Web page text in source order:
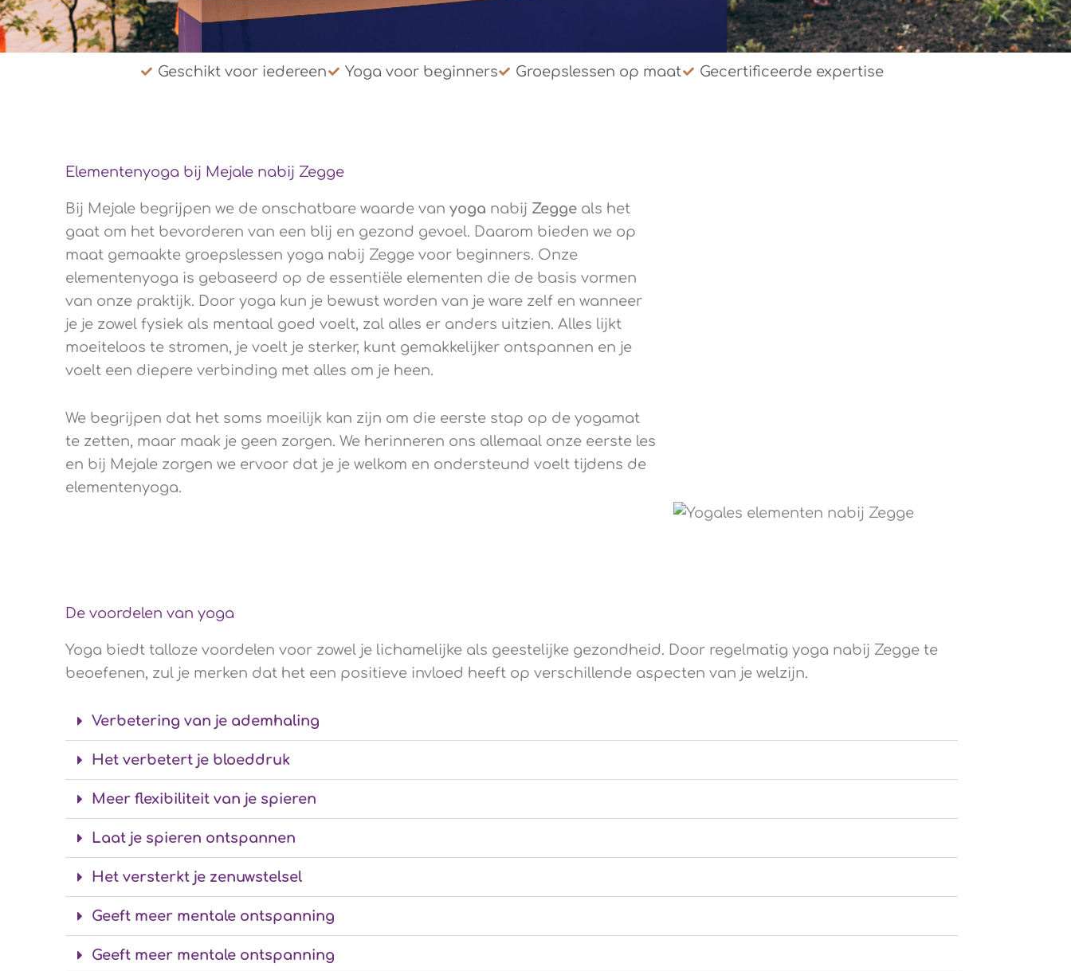
Geschikt voor iedereen Yoga voor beginners Groepslessen op maat Gecertificeerde expertise
Elementenyoga bij Mejale nabij Zegge
Bij Mejale begrijpen we de onschatbare waarde van yoga nabij Zegge als het
gaat om het bevorderen van een blij en gezond gevoel. Daarom bieden we op
maat gemaakte groepslessen yoga nabij Zegge voor beginners. Onze
elementenyoga is gebaseerd op de essentiële elementen die de basis vormen
van onze praktijk. Door yoga kun je bewust worden van je ware zelf en wanneer
je je zowel fysiek als mentaal goed voelt, zal alles er anders uitzien. Alles lijkt
moeiteloos te stromen, je voelt je sterker, kunt gemakkelijker ontspannen en je
voelt een diepere verbinding met alles om je heen.
We begrijpen dat het soms moeilijk kan zijn om die eerste stap op de yogamat
te zetten, maar maak je geen zorgen. We herinneren ons allemaal onze eerste les
en bij Mejale zorgen we ervoor dat je je welkom en ondersteund voelt tijdens de
elementenyoga.
De voordelen van yoga
Yoga biedt talloze voordelen voor zowel je lichamelijke als geestelijke gezondheid. Door regelmatig yoga nabij Zegge te
beoefenen, zul je merken dat het een positieve invloed heeft op verschillende aspecten van je welzijn.
Verbetering van je ademhaling
Het verbetert je bloeddruk
Meer flexibiliteit van je spieren
Laat je spieren ontspannen
Het versterkt je zenuwstelsel
Geeft meer mentale ontspanning
Geeft meer mentale ontspanning